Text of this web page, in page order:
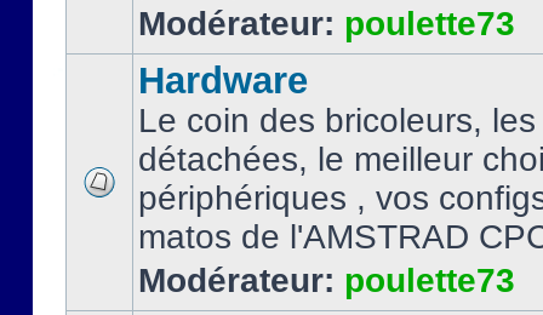
Modérateur: poulette73
Hardware
Le coin des bricoleurs,
détachées, le meilleur
périphériques , vos
matos de l'AMSTRAD
Modérateur: poulette73